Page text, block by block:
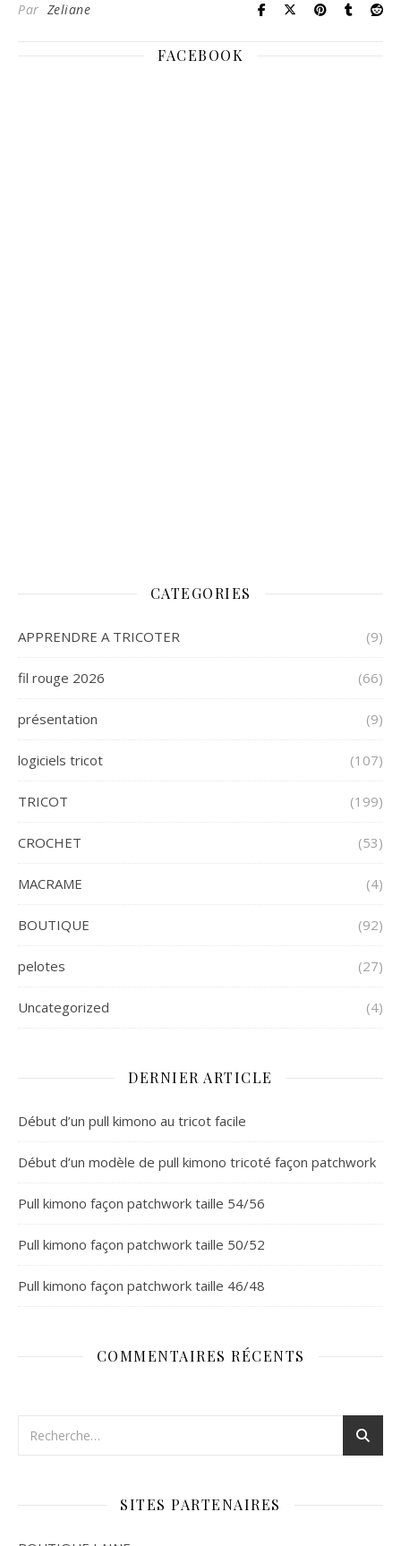
Par Zeliane
FACEBOOK
CATEGORIES
APPRENDRE A TRICOTER (9)
fil rouge 2026 (66)
présentation (9)
logiciels tricot (107)
TRICOT (199)
CROCHET (53)
MACRAME (4)
BOUTIQUE (92)
pelotes (27)
Uncategorized (4)
DERNIER ARTICLE
Début d’un pull kimono au tricot facile
Début d’un modèle de pull kimono tricoté façon patchwork
Pull kimono façon patchwork taille 54/56
Pull kimono façon patchwork taille 50/52
Pull kimono façon patchwork taille 46/48
COMMENTAIRES RÉCENTS
SITES PARTENAIRES